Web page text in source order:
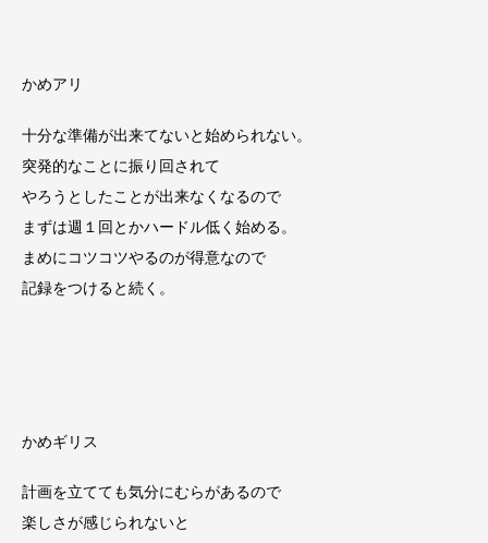
かめアリ
十分な準備が出来てないと始められない。
突発的なことに振り回されて
やろうとしたことが出来なくなるので
まずは週１回とかハードル低く始める。
まめにコツコツやるのが得意なので
記録をつけると続く。
かめギリス
計画を立てても気分にむらがあるので
楽しさが感じられないと